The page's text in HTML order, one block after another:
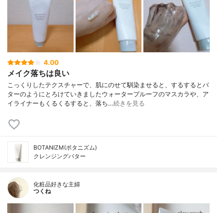
4.00
メイク落ちは良い
こっくりしたテクスチャーで、肌にのせて馴染ませると、するするとバ
ターのようにとろけていきましたウォータープルーフのマスカラや、ア
イライナーもくるくるすると、落ち…続きを見る
BOTANIZM(ボタニズム)
クレンジングバター
化粧品好きな主婦
つくね